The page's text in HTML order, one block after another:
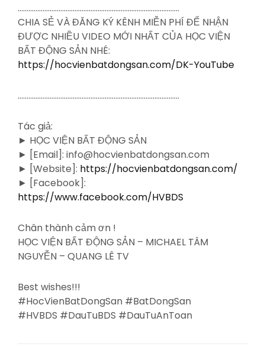
……………………………………………………………………………….
CHIA SẺ VÀ ĐĂNG KÝ KÊNH MIỄN PHÍ ĐỂ NHẬN
ĐƯỢC NHIỀU VIDEO MỚI NHẤT CỦA HỌC VIỆN
BẤT ĐỘNG SẢN NHÉ:
https://hocvienbatdongsan.com/DK-YouTube
……………………………………………………………………………….
Tác giả:
► HỌC VIỆN BẤT ĐỘNG SẢN
► [Email]: info@hocvienbatdongsan.com
► [Website]: https://hocvienbatdongsan.com/
► [Facebook]:
https://www.facebook.com/HVBDS
Chân thành cảm ơn !
HỌC VIỆN BẤT ĐỘNG SẢN – MICHAEL TÂM
NGUYỄN – QUANG LÊ TV
Best wishes!!!
#HocVienBatDongSan #BatDongSan
#HVBDS #DauTuBDS #DauTuAnToan